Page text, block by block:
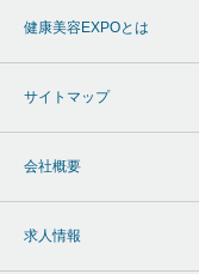
健康美容EXPOとは
サイトマップ
会社概要
求人情報